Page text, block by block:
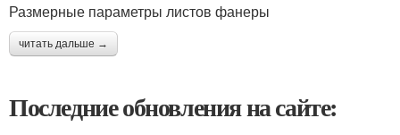
Размерные параметры листов фанеры
читать дальше →
Последние обновления на сайте: